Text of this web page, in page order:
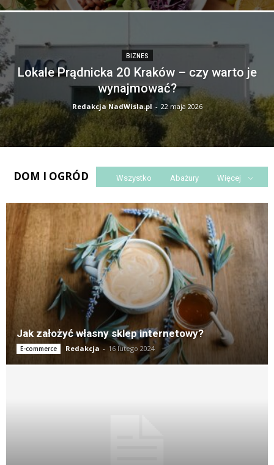
BIZNES
Lokale Prądnicka 20 Kraków – czy warto je
wynajmować?
Redakcja NadWisla.pl - 22 maja 2026
DOM I OGRÓD Wszystko Abażury Więcej
Jak założyć własny sklep internetowy?
E-commerce Redakcja - 16 lutego 2024